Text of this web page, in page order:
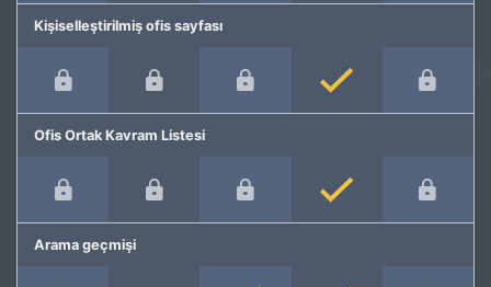
Kişiselleştirilmiş ofis sayfası
Ofis Ortak Kavram Listesi
Arama geçmişi